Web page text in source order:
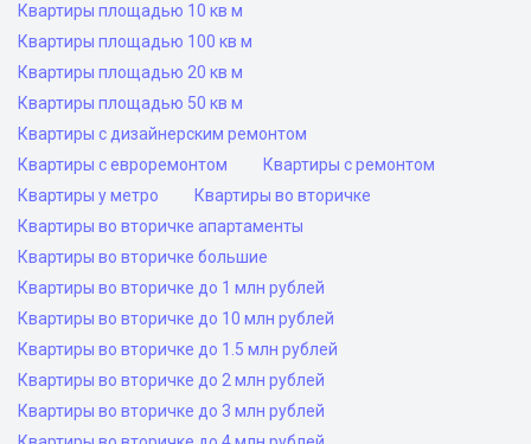
Квартиры площадью 10 кв м
Квартиры площадью 100 кв м
Квартиры площадью 20 кв м
Квартиры площадью 50 кв м
Квартиры с дизайнерским ремонтом
Квартиры с евроремонтом
Квартиры с ремонтом
Квартиры у метро
Квартиры во вторичке
Квартиры во вторичке апартаменты
Квартиры во вторичке большие
Квартиры во вторичке до 1 млн рублей
Квартиры во вторичке до 10 млн рублей
Квартиры во вторичке до 1.5 млн рублей
Квартиры во вторичке до 2 млн рублей
Квартиры во вторичке до 3 млн рублей